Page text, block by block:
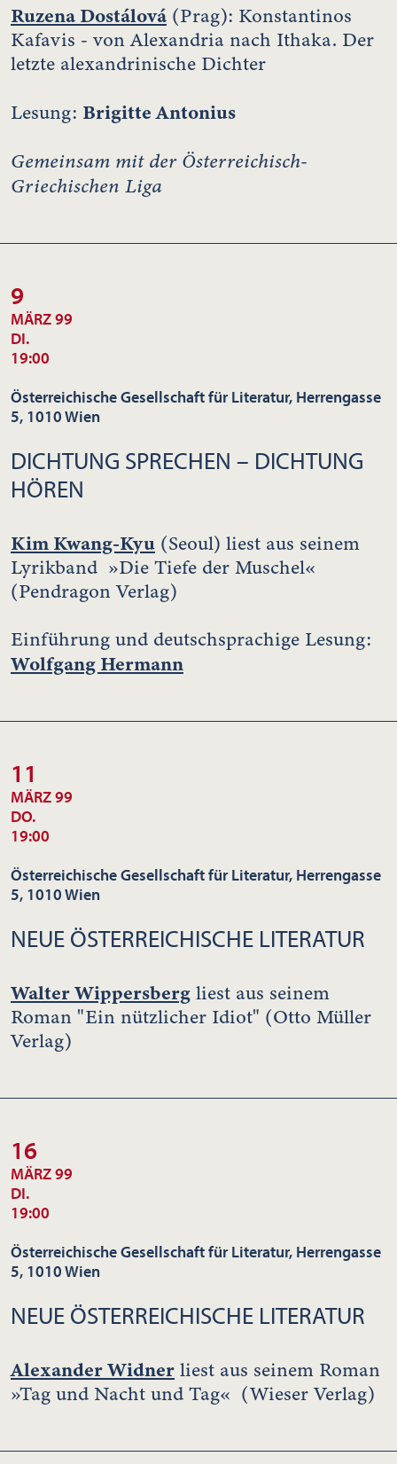
Ruzena Dostálová (Prag): Konstantinos
Kafavis - von Alexandria nach Ithaka. Der
letzte alexandrinische Dichter
Lesung: Brigitte Antonius
Gemeinsam mit der Österreichisch-
Griechischen Liga
9
MÄRZ 99
DI.
19:00
Österreichische Gesellschaft für Literatur, Herrengasse
5, 1010 Wien
DICHTUNG SPRECHEN – DICHTUNG
HÖREN
Kim Kwang-Kyu (Seoul) liest aus seinem
Lyrikband »Die Tiefe der Muschel«
(Pendragon Verlag)
Einführung und deutschsprachige Lesung:
Wolfgang Hermann
11
MÄRZ 99
DO.
19:00
Österreichische Gesellschaft für Literatur, Herrengasse
5, 1010 Wien
NEUE ÖSTERREICHISCHE LITERATUR
Walter Wippersberg liest aus seinem
Roman "Ein nützlicher Idiot" (Otto Müller
Verlag)
16
MÄRZ 99
DI.
19:00
Österreichische Gesellschaft für Literatur, Herrengasse
5, 1010 Wien
NEUE ÖSTERREICHISCHE LITERATUR
Alexander Widner liest aus seinem Roman
»Tag und Nacht und Tag« (Wieser Verlag)